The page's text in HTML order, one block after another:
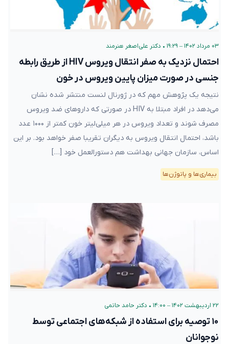
۰۳ مرداد ۱۴۰۲ – ۱۹:۲۹ • دکتر علی‌اصغر هنرمند
احتمال نزدیک به صفر انتقال ویروس HIV از طریق رابطه
جنسی در صورت میزان پایین ویروس در خون
نتیجه یک پژوهش مهم که در ژورنال لنست منتشر شده نشان
می‌دهد در افراد مبتلا به HIV در صورتی که داروهای ضد ویروس
مصرف شوند و تعداد ویروس‌ در هر میلی‌لیتر خون کمتر از ۱۰۰۰ عدد
باشد، احتمال انتقال ویروس به دیگران تقریبا صفر خواهد بود. بر این
اساس، سازمان جهانی بهداشت هم دستورالعمل خود […]
بیماری‌ها و پاتوژن‌ها
۲۲ اردیبهشت ۱۴۰۲ – ۱۴:۰۰ • دکتر حامد حاتمی
۱۰ توصیه برای استفاده از شبکه‌های اجتماعی توسط
نوجوانان